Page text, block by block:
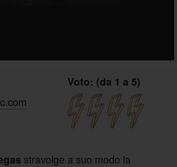
Voto: (da 1 a 5)
stravolge a suo modo la